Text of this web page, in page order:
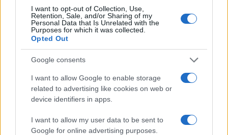
I want to opt-out of Collection, Use,
Retention, Sale, and/or Sharing of my
Personal Data that Is Unrelated with the
Purposes for which it was collected.
Opted Out
Google consents
I want to allow Google to enable storage
related to advertising like cookies on web or
device identifiers in apps.
I want to allow my user data to be sent to
Google for online advertising purposes.
Holdings,BTGroup, Ares Management,
Airlines,InterContinentalHotels Group, Formula One
AnnalyCapital Management,cujo valor de mercado cai
14bilhões.
Muitos defensores das criptomoedas e de todo o mundo das
descentralizadas acreditam que as atualizações do Litecoin
com que o protocolo se torne um dos mais procurados no
pensam que litecoin proporciona uma
mais rápida,
eficazpagamentosistemade Bitcoin e Ethereum por causa